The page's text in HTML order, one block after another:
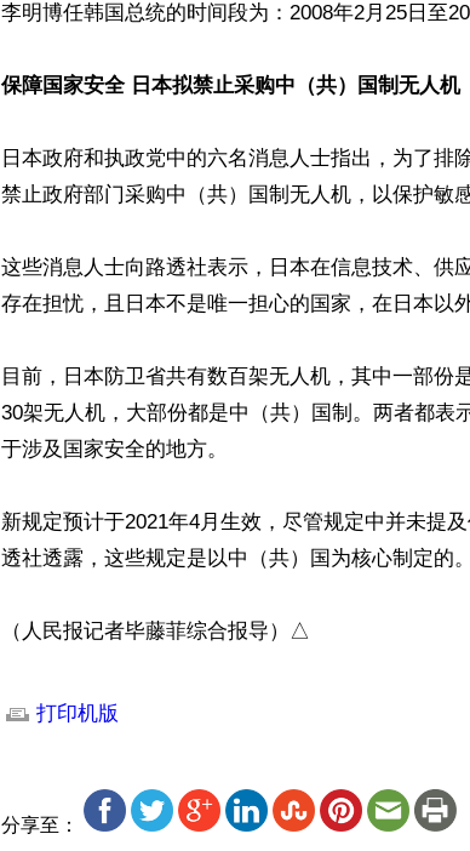
李明博任韩国总统的时间段为：2008年2月25日至
保障国家安全 日本拟禁止采购中（共）国制无人机
日本政府和执政党中的六名消息人士指出，为了排
禁止政府部门采购中（共）国制无人机，以保护敏
这些消息人士向路透社表示，日本在信息技术、供
存在担忧，且日本不是唯一担心的国家，在日本以
目前，日本防卫省共有数百架无人机，其中一部份
30架无人机，大部份都是中（共）国制。两者都表
于涉及国家安全的地方。
新规定预计于2021年4月生效，尽管规定中并未提
透社透露，这些规定是以中（共）国为核心制定的。
（人民报记者毕藤菲综合报导）△
打印机版
分享至：